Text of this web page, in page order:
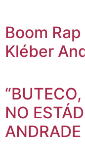
Boom
Kléber
NO